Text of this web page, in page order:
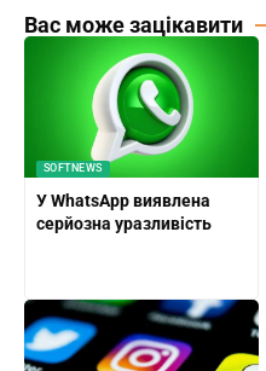
Вас може зацікавити
SOFTNEWS
У WhatsApp виявлена ​​
серйозна уразливість